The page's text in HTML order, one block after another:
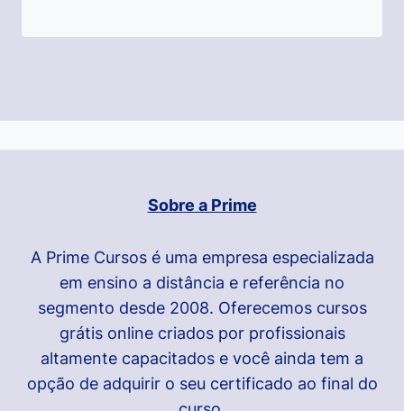
Sobre a Prime
A Prime Cursos é uma empresa especializada
em ensino a distância e referência no
segmento desde 2008. Oferecemos cursos
grátis online criados por profissionais
altamente capacitados e você ainda tem a
opção de adquirir o seu certificado ao final do